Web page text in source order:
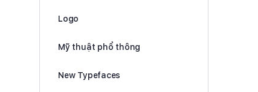
Logo
Mỹ thuật phổ thông
New Typefaces